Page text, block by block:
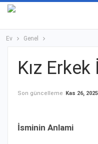
Ev Genel
Kız
Son güncelleme Kas 26, 2025
İsminin Anlami